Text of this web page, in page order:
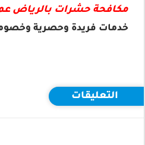
مكافحة حشرات بالرياض
خدمات فريدة وحصرية
التعليقات